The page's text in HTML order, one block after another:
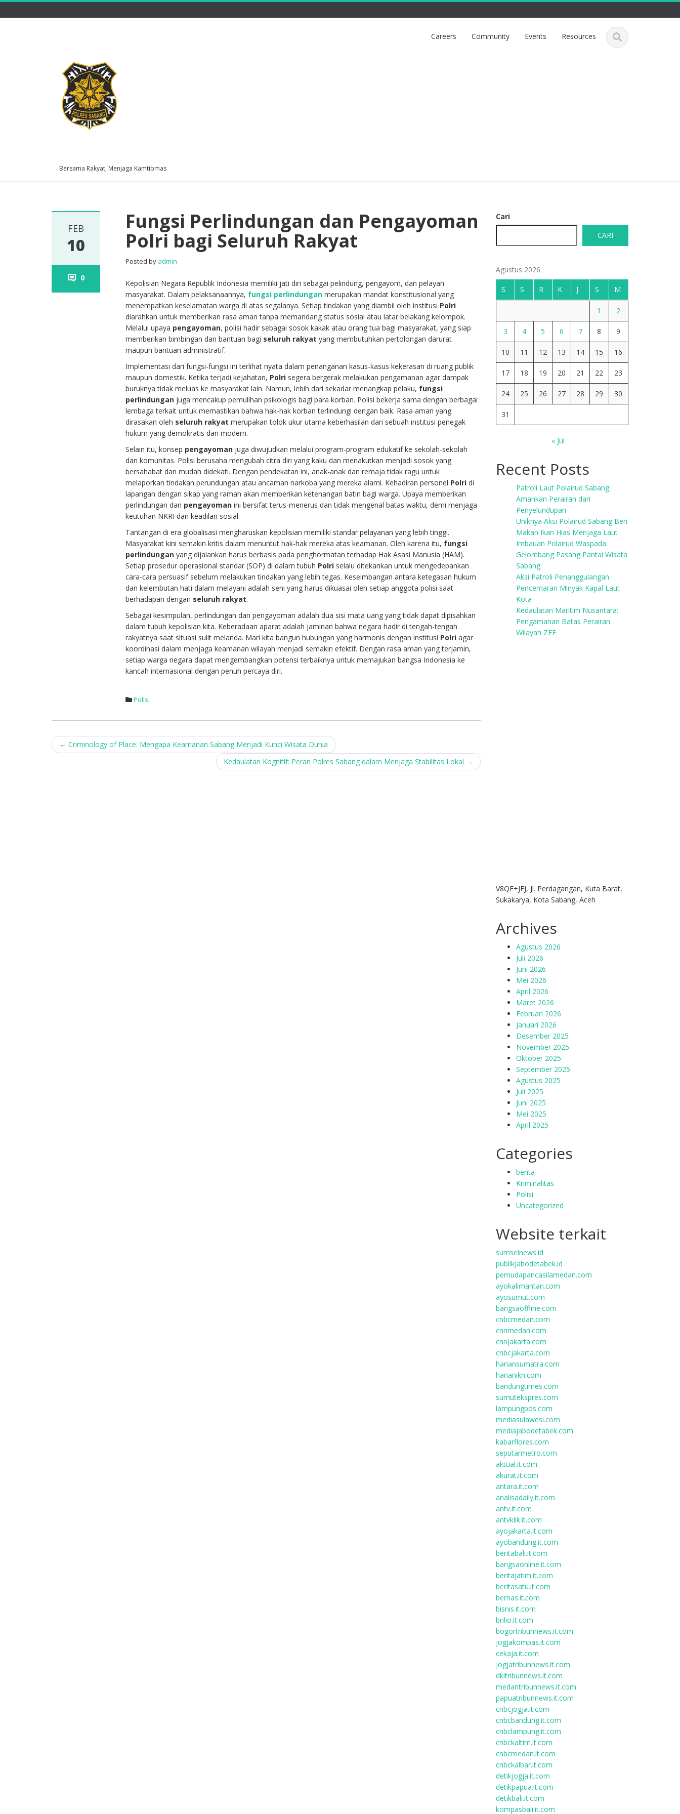
Bersama Rakyat, Menjaga Kamtibmas
Careers Community Events Resources
FEB
10
0
Fungsi Perlindungan dan Pengayoman
Polri bagi Seluruh Rakyat
Posted by admin
Kepolisian Negara Republik Indonesia memiliki jati diri sebagai pelindung, pengayom, dan pelayan
masyarakat. Dalam pelaksanaannya, fungsi perlindungan merupakan mandat konstitusional yang
menempatkan keselamatan warga di atas segalanya. Setiap tindakan yang diambil oleh institusi Polri
diarahkan untuk memberikan rasa aman tanpa memandang status sosial atau latar belakang kelompok.
Melalui upaya pengayoman, polisi hadir sebagai sosok kakak atau orang tua bagi masyarakat, yang siap
memberikan bimbingan dan bantuan bagi seluruh rakyat yang membutuhkan pertolongan darurat
maupun bantuan administratif.
Implementasi dari fungsi-fungsi ini terlihat nyata dalam penanganan kasus-kasus kekerasan di ruang publik
maupun domestik. Ketika terjadi kejahatan, Polri segera bergerak melakukan pengamanan agar dampak
buruknya tidak meluas ke masyarakat lain. Namun, lebih dari sekadar menangkap pelaku, fungsi
perlindungan juga mencakup pemulihan psikologis bagi para korban. Polisi bekerja sama dengan berbagai
lembaga terkait untuk memastikan bahwa hak-hak korban terlindungi dengan baik. Rasa aman yang
dirasakan oleh seluruh rakyat merupakan tolok ukur utama keberhasilan dari sebuah institusi penegak
hukum yang demokratis dan modern.
Selain itu, konsep pengayoman juga diwujudkan melalui program-program edukatif ke sekolah-sekolah
dan komunitas. Polisi berusaha mengubah citra diri yang kaku dan menakutkan menjadi sosok yang
bersahabat dan mudah didekati. Dengan pendekatan ini, anak-anak dan remaja tidak ragu untuk
melaporkan tindakan perundungan atau ancaman narkoba yang mereka alami. Kehadiran personel Polri di
lapangan dengan sikap yang ramah akan memberikan ketenangan batin bagi warga. Upaya memberikan
perlindungan dan pengayoman ini bersifat terus-menerus dan tidak mengenal batas waktu, demi menjaga
keutuhan NKRI dan keadilan sosial.
Tantangan di era globalisasi mengharuskan kepolisian memiliki standar pelayanan yang lebih tinggi.
Masyarakat kini semakin kritis dalam menuntut hak-hak mereka atas keamanan. Oleh karena itu, fungsi
perlindungan yang dijalankan harus berbasis pada penghormatan terhadap Hak Asasi Manusia (HAM).
Setiap prosedur operasional standar (SOP) di dalam tubuh Polri selalu ditekankan untuk mengedepankan
cara-cara persuasif sebelum melakukan tindakan yang lebih tegas. Keseimbangan antara ketegasan hukum
dan kelembutan hati dalam melayani adalah seni yang harus dikuasai oleh setiap anggota polisi saat
berhadapan dengan seluruh rakyat.
Sebagai kesimpulan, perlindungan dan pengayoman adalah dua sisi mata uang yang tidak dapat dipisahkan
dalam tubuh kepolisian kita. Keberadaan aparat adalah jaminan bahwa negara hadir di tengah-tengah
rakyatnya saat situasi sulit melanda. Mari kita bangun hubungan yang harmonis dengan institusi Polri agar
koordinasi dalam menjaga keamanan wilayah menjadi semakin efektif. Dengan rasa aman yang terjamin,
setiap warga negara dapat mengembangkan potensi terbaiknya untuk memajukan bangsa Indonesia ke
kancah internasional dengan penuh percaya diri.
Polisi
Post
← Criminology of Place: Mengapa Keamanan Sabang Menjadi Kunci Wisata Dunia
Kedaulatan Kognitif: Peran Polres Sabang dalam Menjaga Stabilitas Lokal →
Cari
CARI
Agustus 2026
S S R K J S M
1 2
3 4 5 6 7 8 9
10 11 12 13 14 15 16
17 18 19 20 21 22 23
24 25 26 27 28 29 30
31
« Jul
Recent Posts
Patroli Laut Polairud Sabang:
Amankan Perairan dari
Penyelundupan
Uniknya Aksi Polairud Sabang Beri
Makan Ikan Hias Menjaga Laut
Imbauan Polairud Waspada
Gelombang Pasang Pantai Wisata
Sabang
Aksi Patroli Penanggulangan
Pencemaran Minyak Kapal Laut
Kota
Kedaulatan Maritim Nusantara:
Pengamanan Batas Perairan
Wilayah ZEE
V8QF+JFJ, Jl. Perdagangan, Kuta Barat,
Sukakarya, Kota Sabang, Aceh
Archives
Agustus 2026
Juli 2026
Juni 2026
Mei 2026
April 2026
Maret 2026
Februari 2026
Januari 2026
Desember 2025
November 2025
Oktober 2025
September 2025
Agustus 2025
Juli 2025
Juni 2025
Mei 2025
April 2025
Categories
berita
Kriminalitas
Polisi
Uncategorized
Website terkait
sumselnews.id
publikjabodetabek.id
pemudapancasilamedan.com
ayokalimantan.com
ayosumut.com
bangsaoffline.com
cnbcmedan.com
cnnmedan.com
cnnjakarta.com
cnbcjakarta.com
hariansumatra.com
harianikn.com
bandungtimes.com
sumutekspres.com
lampungpos.com
mediasulawesi.com
mediajabodetabek.com
kabarflores.com
seputarmetro.com
aktual.it.com
akurat.it.com
antara.it.com
analisadaily.it.com
antv.it.com
antvklik.it.com
ayojakarta.it.com
ayobandung.it.com
beritabali.it.com
bangsaonline.it.com
beritajatim.it.com
beritasatu.it.com
bernas.it.com
bisnis.it.com
brilio.it.com
bogortribunnews.it.com
jogjakompas.it.com
cekaja.it.com
jogjatribunnews.it.com
dkitribunnews.it.com
medantribunnews.it.com
papuatribunnews.it.com
cnbcjogja.it.com
cnbcbandung.it.com
cnbclampung.it.com
cnbckaltim.it.com
cnbcmedan.it.com
cnbckalbar.it.com
detikjogja.it.com
detikpapua.it.com
detikbali.it.com
kompasbali.it.com